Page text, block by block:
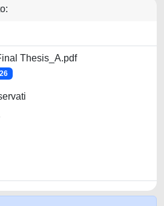
Thesis_A.pdf